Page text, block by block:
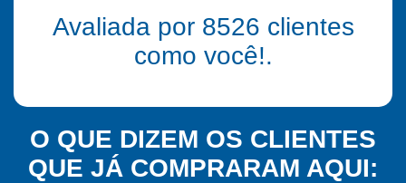
Avaliada por 8526 clientes
como você!.
O QUE DIZEM OS CLIENTES
QUE JÁ COMPRARAM AQUI: